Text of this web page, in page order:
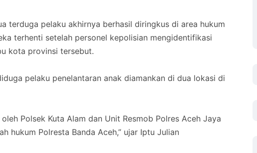
terduga pelaku akhirnya berhasil diringkus di area hukum
terhenti setelah personel kepolisian mengidentifikasi
kota provinsi tersebut.
pelaku penelantaran anak diamankan di dua lokasi di
Polsek Kuta Alam dan Unit Resmob Polres Aceh Jaya
hukum Polresta Banda Aceh,” ujar Iptu Julian